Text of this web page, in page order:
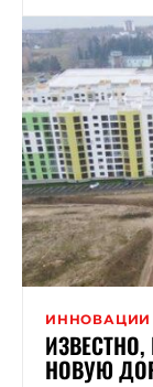
ИННОВАЦИИ
НОВУЮ